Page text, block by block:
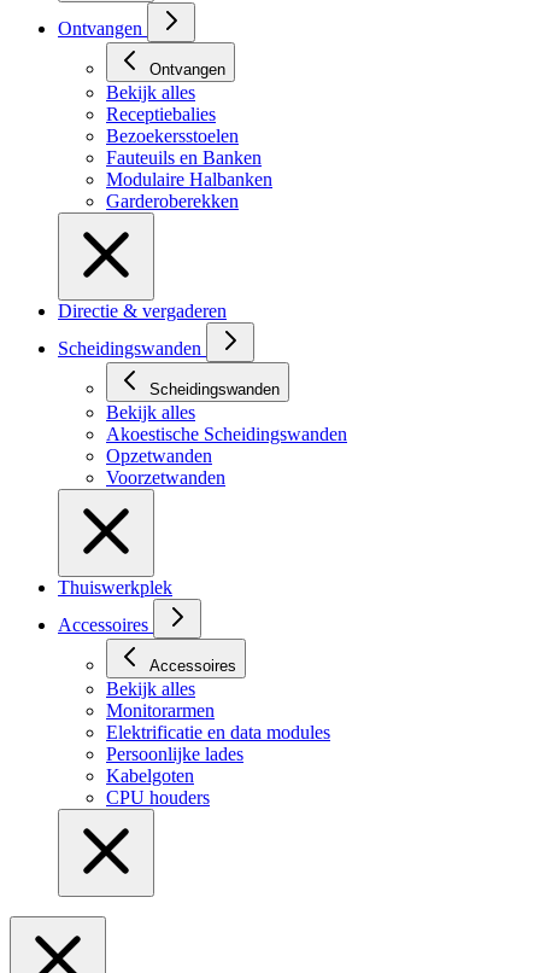
Ontvangen
Ontvangen
Bekijk alles
Receptiebalies
Bezoekersstoelen
Fauteuils en Banken
Modulaire Halbanken
Garderoberekken
Directie & vergaderen
Scheidingswanden
Scheidingswanden
Bekijk alles
Akoestische Scheidingswanden
Opzetwanden
Voorzetwanden
Thuiswerkplek
Accessoires
Accessoires
Bekijk alles
Monitorarmen
Elektrificatie en data modules
Persoonlijke lades
Kabelgoten
CPU houders